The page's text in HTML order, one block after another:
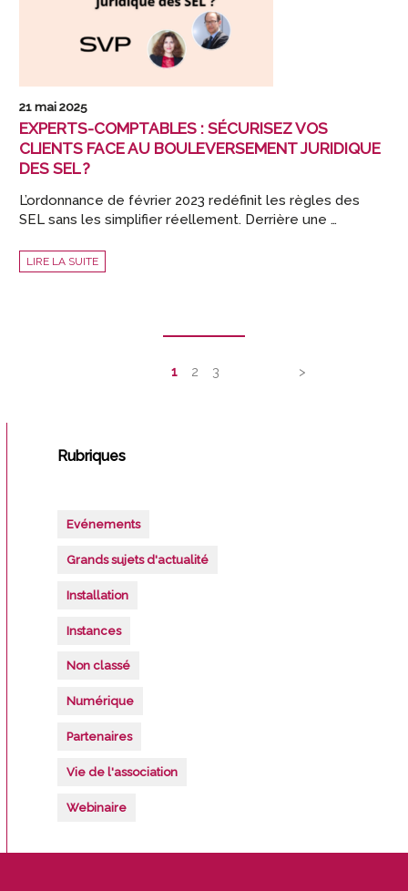
21 mai 2025
EXPERTS-COMPTABLES : SÉCURISEZ VOS
CLIENTS FACE AU BOULEVERSEMENT JURIDIQUE
DES SEL ?
L’ordonnance de février 2023 redéfinit les règles des
SEL sans les simplifier réellement. Derrière une …
EXPERTS-
COMPTABLES
LIRE LA SUITE
1 2 3 >
Rubriques
Evénements
Grands sujets d'actualité
Installation
Instances
Non classé
Numérique
Partenaires
Vie de l'association
Webinaire